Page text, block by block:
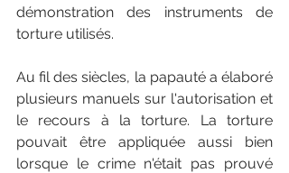
démonstration des instruments de
torture utilisés.
Au fil des siècles, la papauté a élaboré
plusieurs manuels sur l'autorisation et
le recours à la torture. La torture
pouvait être appliquée aussi bien
lorsque le crime n'était pas prouvé